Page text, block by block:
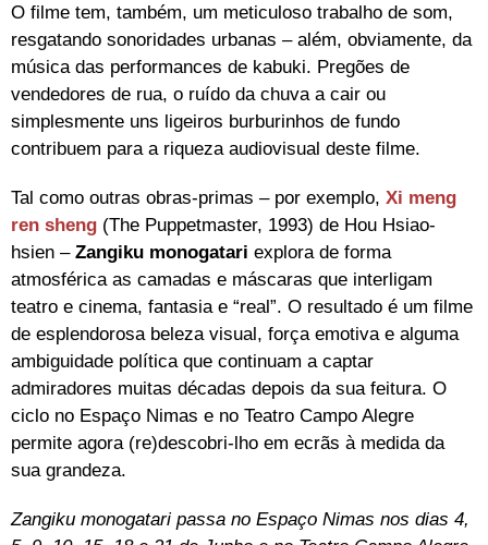
O filme tem, também, um meticuloso trabalho de som,
resgatando sonoridades urbanas – além, obviamente, da
música das performances de kabuki. Pregões de
vendedores de rua, o ruído da chuva a cair ou
simplesmente uns ligeiros burburinhos de fundo
contribuem para a riqueza audiovisual deste filme.
Tal como outras obras-primas – por exemplo, Xi meng
ren sheng (The Puppetmaster, 1993) de Hou Hsiao-
hsien – Zangiku monogatari explora de forma
atmosférica as camadas e máscaras que interligam
teatro e cinema, fantasia e “real”. O resultado é um filme
de esplendorosa beleza visual, força emotiva e alguma
ambiguidade política que continuam a captar
admiradores muitas décadas depois da sua feitura. O
ciclo no Espaço Nimas e no Teatro Campo Alegre
permite agora (re)descobri-lho em ecrãs à medida da
sua grandeza.
Zangiku monogatari passa no Espaço Nimas nos dias 4,